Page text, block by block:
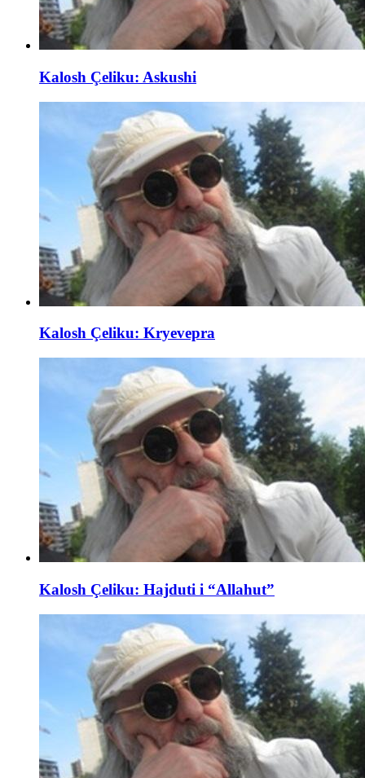
Kalosh Çeliku: Askushi
Kalosh Çeliku: Kryevepra
Kalosh Çeliku: Hajduti i “Allahut”